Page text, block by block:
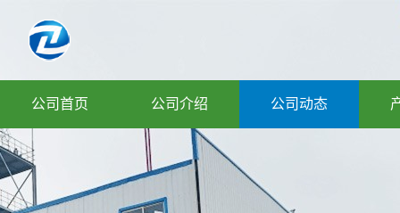
公司首页 公司介绍 公司动态